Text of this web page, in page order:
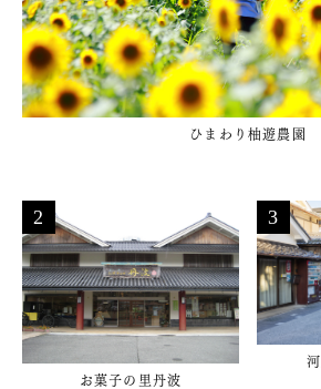
ひまわり柚遊農園
お菓子の里丹波